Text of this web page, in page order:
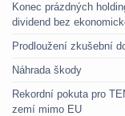
Konec prázdných
dividend bez
Prodloužení zkušební
Náhrada škody
Rekordní pokuta pro
zemí mimo EU